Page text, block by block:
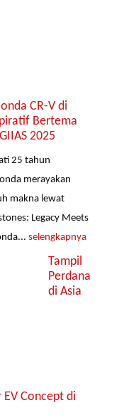
CR-V di
Bertema
2025
25 tahun
merayakan
makna lewat
Legacy Meets
selengkapnya
Tampil
Perdana
di Asia
Concept di